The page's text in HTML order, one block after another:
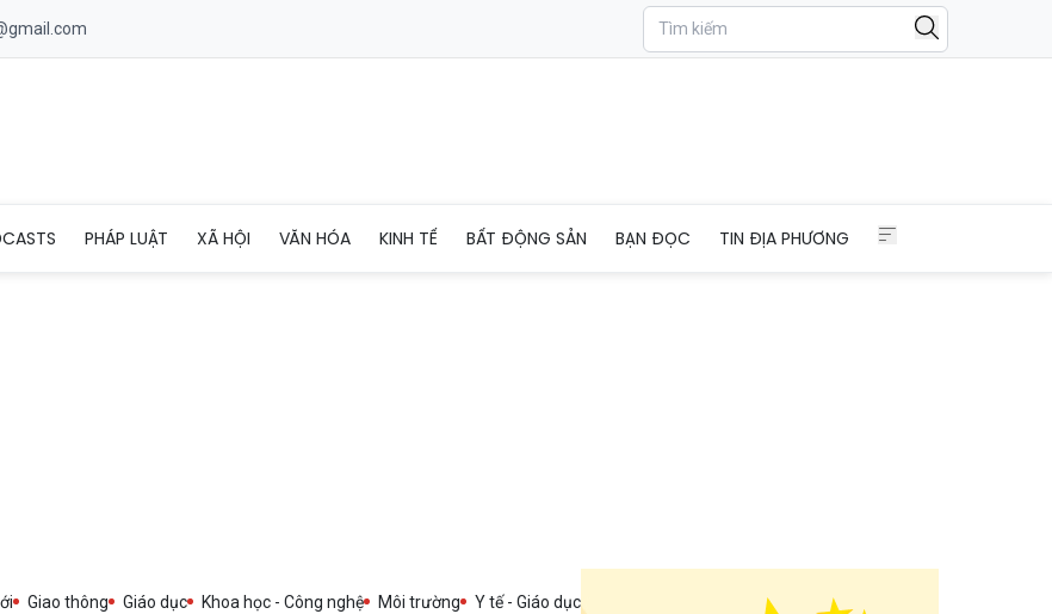
PHÁP LUẬT XÃ HỘI VĂN HÓA KINH TẾ BẤT ĐỘNG SẢN BẠN ĐỌC TIN ĐỊA PHƯƠNG
Giao thông Giáo dục Khoa học - Công nghệ Môi trường Y tế - Giáo dục